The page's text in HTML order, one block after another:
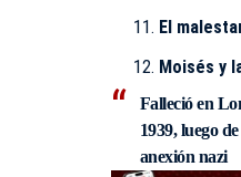
El
Moisés y
Falleció en
1939, luego
anexión nazi